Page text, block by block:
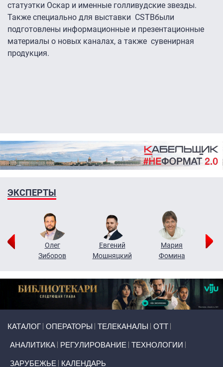
статуэтки Оскар и именные голливудские звезды.
Также специально для выставки CSTBбыли
подготовлены информационные и презентационные
материалы о новых каналах, а также сувенирная
продукция.
ЭКСПЕРТЫ
Олег
Зиборов
Евгений
Мошняцкий
Мария
Фомина
КАТАЛОГ ОПЕРАТОРЫ ТЕЛЕКАНАЛЫ ОТТ
АНАЛИТИКА РЕГУЛИРОВАНИЕ ТЕХНОЛОГИИ
ЗАРУБЕЖЬЕ КАЛЕНДАРЬ